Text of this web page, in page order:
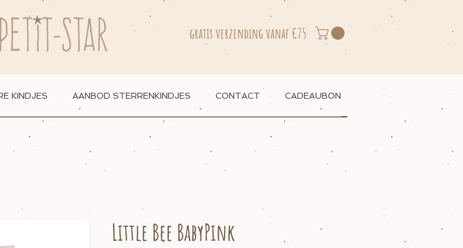
gratis verzending vanaf €75
KINDJES AANBOD STERRENKINDJES CONTACT CADEAUBON
Little Bee BabyPink